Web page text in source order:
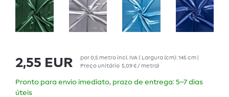
2,55 EUR por0,5 metroincl. IVA( Largura (cm): 145 cm |
Preço unitário 5,09 € / metro)
Pronto para envio imediato, prazo de entrega: 5–7 dias
úteis